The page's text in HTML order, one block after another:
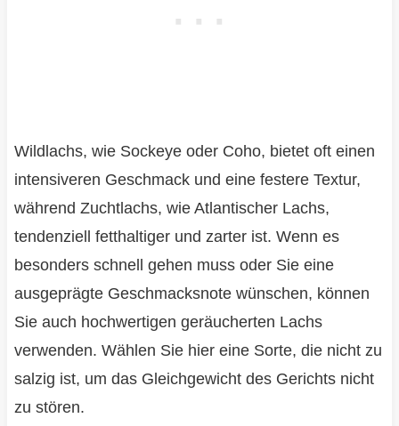
Wildlachs, wie Sockeye oder Coho, bietet oft einen
intensiveren Geschmack und eine festere Textur,
während Zuchtlachs, wie Atlantischer Lachs,
tendenziell fetthaltiger und zarter ist. Wenn es
besonders schnell gehen muss oder Sie eine
ausgeprägte Geschmacksnote wünschen, können
Sie auch hochwertigen geräucherten Lachs
verwenden. Wählen Sie hier eine Sorte, die nicht zu
salzig ist, um das Gleichgewicht des Gerichts nicht
zu stören.